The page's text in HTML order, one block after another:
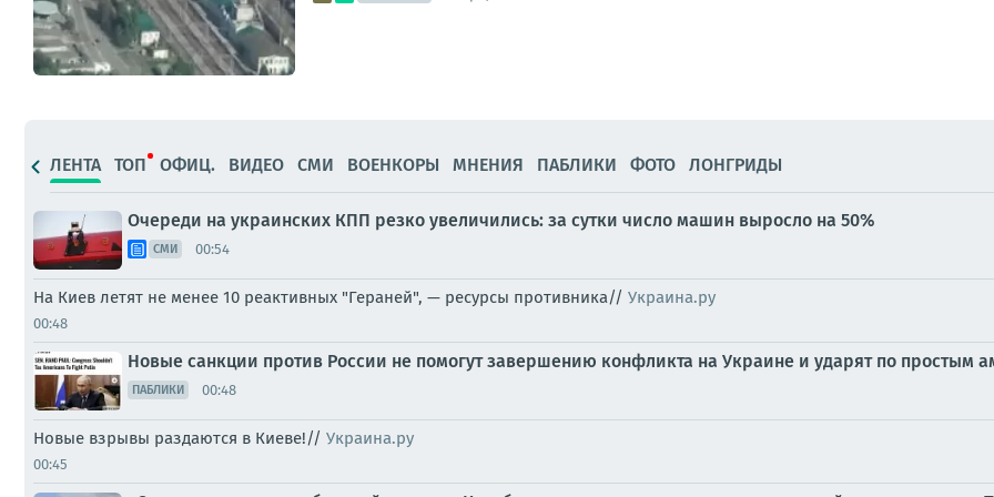
ЛЕНТА ТОП ОФИЦ. ВИДЕО СМИ ВОЕНКОРЫ МНЕНИЯ ПАБЛИКИ ФОТО ЛОНГРИДЫ
Очереди на украинских КПП резко увеличились: за сутки число машин выросло на 50%
СМИ 00:54
На Киев летят не менее 10 реактивных "Гераней", — ресурсы противника// Украина.ру
00:48
Новые санкции против России не помогут завершению конфликта на Украине и ударят по простым
ПАБЛИКИ 00:48
Новые взрывы раздаются в Киеве!// Украина.ру
00:45